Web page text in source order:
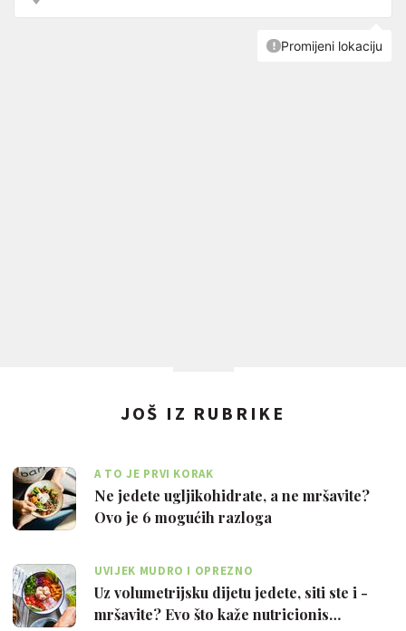
JOŠ IZ RUBRIKE
A TO JE PRVI KORAK
Ne jedete ugljikohidrate, a ne mršavite?
Ovo je 6 mogućih razloga
UVIJEK MUDRO I OPREZNO
Uz volumetrijsku dijetu jedete, siti ste i -
mršavite? Evo što kaže nutricionis…